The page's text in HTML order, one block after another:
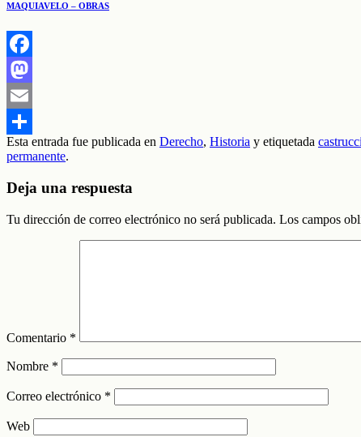
MAQUIAVELO – OBRAS
Facebook
Mastodon
Email
Compartir
Esta entrada fue publicada en Derecho, Historia y etiquetada
permanente.
Deja una respuesta
Tu dirección de correo electrónico no será publicada. Los campos
Comentario *
Nombre *
Correo electrónico *
Web